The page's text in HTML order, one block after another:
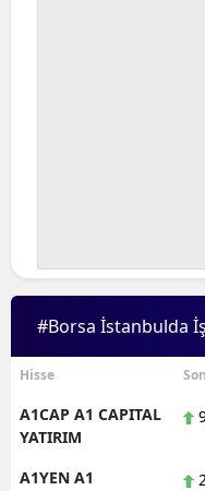
#Borsa İstanbulda
Hisse Son
A1CAP A1 CAPITAL
YATIRIM
A1YEN A1